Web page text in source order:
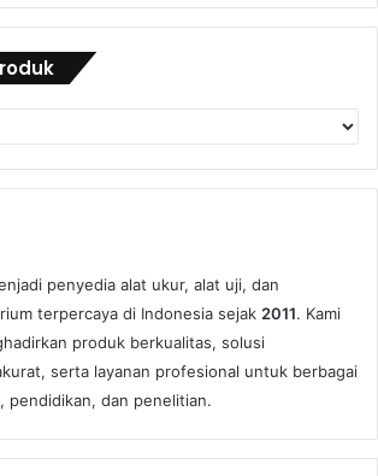
penyedia alat ukur, alat uji, dan
terpercaya di Indonesia sejak 2011. Kami
produk berkualitas, solusi
serta layanan profesional untuk berbagai
pendidikan, dan penelitian.